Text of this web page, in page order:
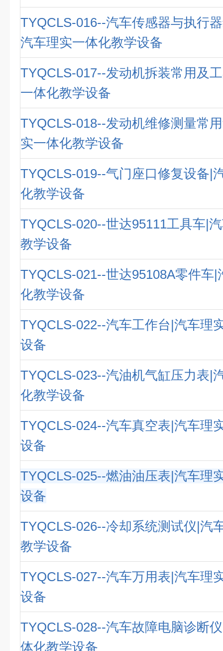
TYQCLS-016--汽车传感器与执行
汽车理实一体化教学设备
TYQCLS-017--发动机拆装常用及
一体化教学设备
TYQCLS-018--发动机维修测量常
实一体化教学设备
TYQCLS-019--气门座口修复设备|
化教学设备
TYQCLS-020--世达95111工具车|
教学设备
TYQCLS-021--世达95108A零件车|
化教学设备
TYQCLS-022--汽车工作台|汽车理
设备
TYQCLS-023--汽油机气缸压力表|
化教学设备
TYQCLS-024--汽车真空表|汽车理
设备
TYQCLS-025--燃油油压表|汽车理
设备
TYQCLS-026--冷却系统测试仪|汽
教学设备
TYQCLS-027--汽车万用表|汽车理
设备
TYQCLS-028--汽车故障电脑诊断
体化教学设备